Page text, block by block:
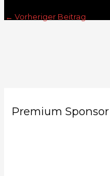
← Vorheriger Beitrag
Premium Sponsor